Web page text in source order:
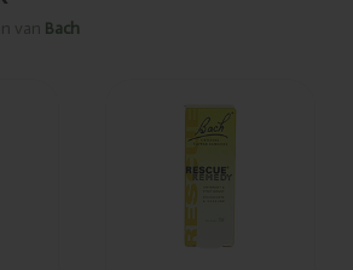
van Bach
Toegevoegd
Bach Rescue
remedy
druppels
10ml
PL500/28